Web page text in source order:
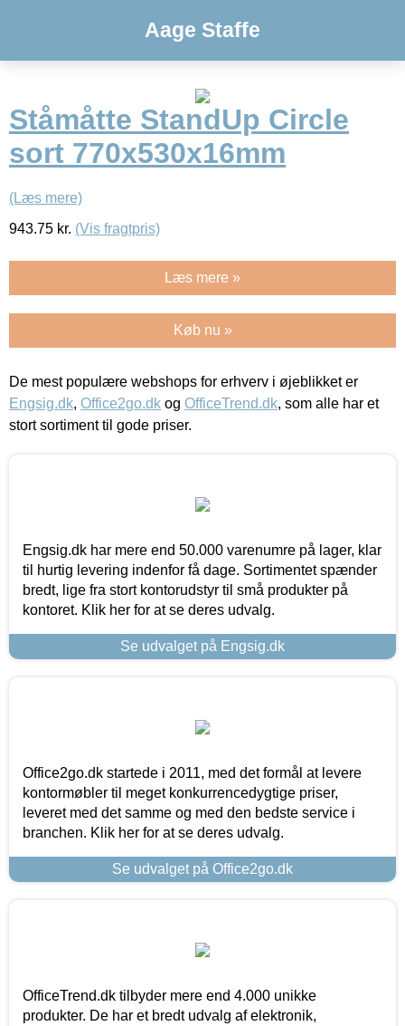
Aage Staffe
Ståmåtte StandUp Circle
sort 770x530x16mm
(Læs mere)
943.75 kr. (Vis fragtpris)
Læs mere »
Køb nu »
De mest populære webshops for erhverv i øjeblikket er
Engsig.dk, Office2go.dk og OfficeTrend.dk, som alle har et
stort sortiment til gode priser.
Engsig.dk har mere end 50.000 varenumre på lager, klar
til hurtig levering indenfor få dage. Sortimentet spænder
bredt, lige fra stort kontorudstyr til små produkter på
kontoret. Klik her for at se deres udvalg.
Se udvalget på Engsig.dk
Office2go.dk startede i 2011, med det formål at levere
kontormøbler til meget konkurrencedygtige priser,
leveret med det samme og med den bedste service i
branchen. Klik her for at se deres udvalg.
Se udvalget på Office2go.dk
OfficeTrend.dk tilbyder mere end 4.000 unikke
produkter. De har et bredt udvalg af elektronik,